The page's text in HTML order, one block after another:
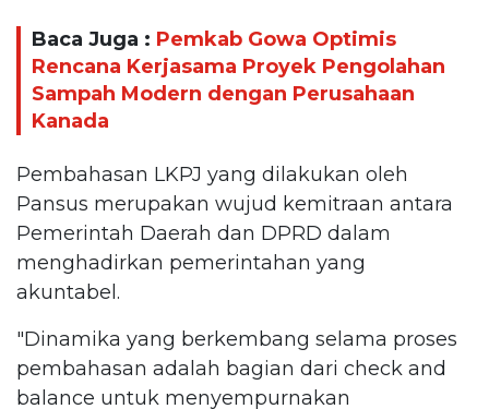
Baca Juga : Pemkab Gowa Optimis
Rencana Kerjasama Proyek Pengolahan
Sampah Modern dengan Perusahaan
Kanada
Pembahasan LKPJ yang dilakukan oleh
Pansus merupakan wujud kemitraan antara
Pemerintah Daerah dan DPRD dalam
menghadirkan pemerintahan yang
akuntabel.
"Dinamika yang berkembang selama proses
pembahasan adalah bagian dari check and
balance untuk menyempurnakan